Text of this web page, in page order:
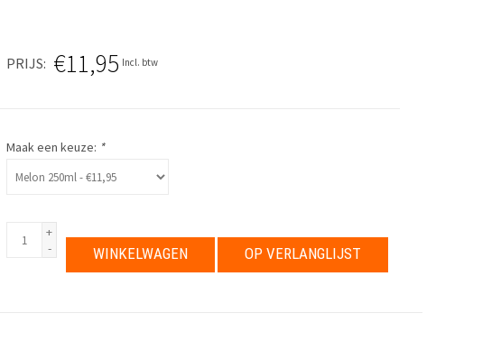
PRIJS €11,95 Incl. btw
Maak een keuze: *
+
-
WINKELWAGEN OP VERLANGLIJST